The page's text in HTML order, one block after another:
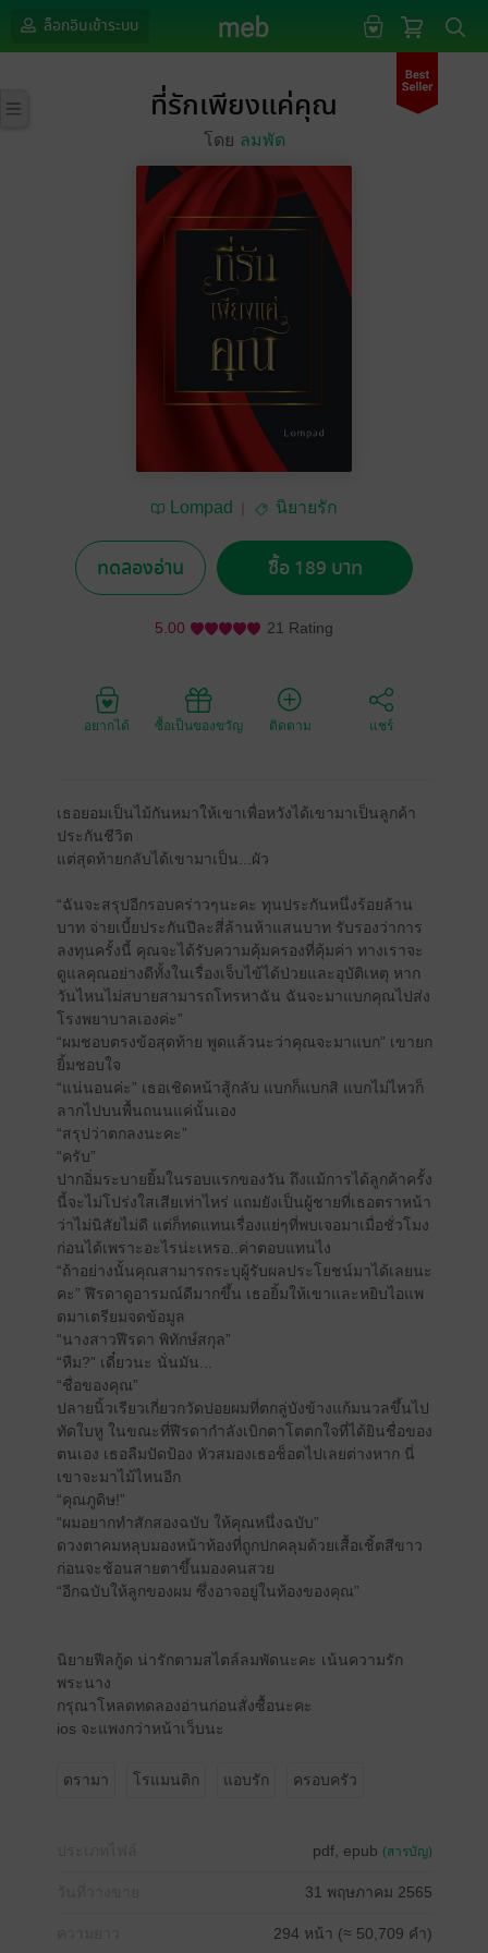
ล็อกอินเข้าระบบ
ที่รักเพียงแค่คุณ
โดย ลมพัด
Lompad นิยายรัก
ทดลองอ่าน ซื้อ 189 บาท
5.00 21 Rating
อยากได้ ซื้อเป็นของขวัญ ติดตาม แชร์
เธอยอมเป็นไม้กันหมาให้เขาเพื่อหวังได้เขามาเป็นลูกค้า
ประกันชีวิต
แต่สุดท้ายกลับได้เขามาเป็น...ผัว
“ฉันจะสรุปอีกรอบคร่าวๆนะคะ ทุนประกันหนึ่งร้อยล้าน
บาท จ่ายเบี้ยประกันปีละสี่ล้านห้าแสนบาท รับรองว่าการ
ลงทุนครั้งนี้ คุณจะได้รับความคุ้มครองที่คุ้มค่า ทางเราจะ
ดูแลคุณอย่างดีทั้งในเรื่องเจ็บไข้ได้ป่วยและอุบัติเหตุ หาก
วันไหนไม่สบายสามารถโทรหาฉัน ฉันจะมาแบกคุณไปส่ง
โรงพยาบาลเองค่ะ”
“ผมชอบตรงข้อสุดท้าย พูดแล้วนะว่าคุณจะมาแบก” เขายก
ยิ้มชอบใจ
“แน่นอนค่ะ” เธอเชิดหน้าสู้กลับ แบกก็แบกสิ แบกไม่ไหวก็
ลากไปบนพื้นถนนแค่นั้นเอง
“สรุปว่าตกลงนะคะ”
“ครับ”
ปากอิ่มระบายยิ้มในรอบแรกของวัน ถึงแม้การได้ลูกค้าครั้ง
นี้จะไม่โปร่งใสเสียเท่าไหร่ แถมยังเป็นผู้ชายที่เธอตราหน้า
ว่าไม่นิสัยไม่ดี แต่ก็ทดแทนเรื่องแย่ๆที่พบเจอมาเมื่อชั่วโมง
ก่อนได้เพราะอะไรน่ะเหรอ..ค่าตอบแทนไง
“ถ้าอย่างนั้นคุณสามารถระบุผู้รับผลประโยชน์มาได้เลยนะ
คะ” ฬีรดาดูอารมณ์ดีมากขึ้น เธอยิ้มให้เขาและหยิบไอแพ
ดมาเตรียมจดข้อมูล
“นางสาวฬีรดา พิทักษ์สกุล”
“หืม?” เดี๋ยวนะ นั่นมัน...
“ชื่อของคุณ”
ปลายนิ้วเรียวเกี่ยวกวัดปอยผมที่ตกลู่บังข้างแก้มนวลขึ้นไป
ทัดใบหู ในขณะที่ฬีรดากำลังเบิกตาโตตกใจที่ได้ยินชื่อของ
ตนเอง เธอลืมปัดป้อง หัวสมองเธอช็อตไปเลยต่างหาก นี่
เขาจะมาไม้ไหนอีก
“คุณภูดิษ!”
“ผมอยากทำสักสองฉบับ ให้คุณหนึ่งฉบับ”
ดวงตาคมหลุบมองหน้าท้องที่ถูกปกคลุมด้วยเสื้อเชิ้ตสีขาว
ก่อนจะช้อนสายตาขึ้นมองคนสวย
“อีกฉบับให้ลูกของผม ซึ่งอาจอยู่ในท้องของคุณ”
นิยายฟีลกู้ด น่ารักตามสไตล์ลมพัดนะคะ เน้นความรัก
พระนาง
กรุณาโหลดทดลองอ่านก่อนสั่งซื้อนะคะ
ios จะแพงกว่าหน้าเว็บนะ
ดรามา โรแมนติก แอบรัก ครอบครัว
pdf, epub (สารบัญ)
31 พฤษภาคม 2565
294 หน้า (≈ 50,709 คำ)